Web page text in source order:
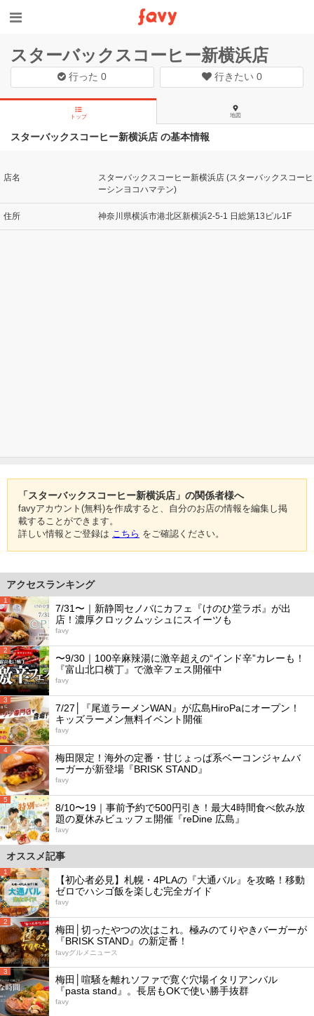
スターバックスコーヒー新横浜店
行った0 行きたい 0
トップ 地図
スターバックスコーヒー新横浜店 の基本情報
店名
スターバックスコーヒー新横浜店 (スターバックスコーヒ
ーシンヨコハマテン)
住所 神奈川県横浜市港北区新横浜2-5-1 日総第13ビル1F
「スターバックスコーヒー新横浜店」の関係者様へ
favyアカウント(無料)を作成すると、自分のお店の情報を編集し掲
載することができます。
詳しい情報とご登録は こちら をご確認ください。
アクセスランキング
1
7/31〜｜新静岡セノバにカフェ『けのひ堂ラボ』が出
店！濃厚クロックムッシュにスイーツも
favy
2
〜9/30｜100辛麻辣湯に激辛超えの“インド辛”カレーも！
『富山北口横丁』で激辛フェス開催中
favy
3
7/27│『尾道ラーメンWAN』が広島HiroPaにオープン！
キッズラーメン無料イベント開催
favy
4
梅田限定！海外の定番・甘じょっぱ系ベーコンジャムバ
ーガーが新登場『BRISK STAND』
favy
5
8/10〜19｜事前予約で500円引き！最大4時間食べ飲み放
題の夏休みビュッフェ開催『reDine 広島』
favy
オススメ記事
1
【初心者必見】札幌・4PLAの『大通バル』を攻略！移動
ゼロでハシゴ飯を楽しむ完全ガイド
favy
2
梅田│切ったやつの次はこれ。極みのてりやきバーガーが
『BRISK STAND』の新定番！
favyグルメニュース
3
梅田│喧騒を離れソファで寛ぐ穴場イタリアンバル
『pasta stand』。長居もOKで使い勝手抜群
favy